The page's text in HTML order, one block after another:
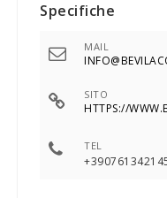
Specifiche
MAIL
SITO
HTTPS://
TEL